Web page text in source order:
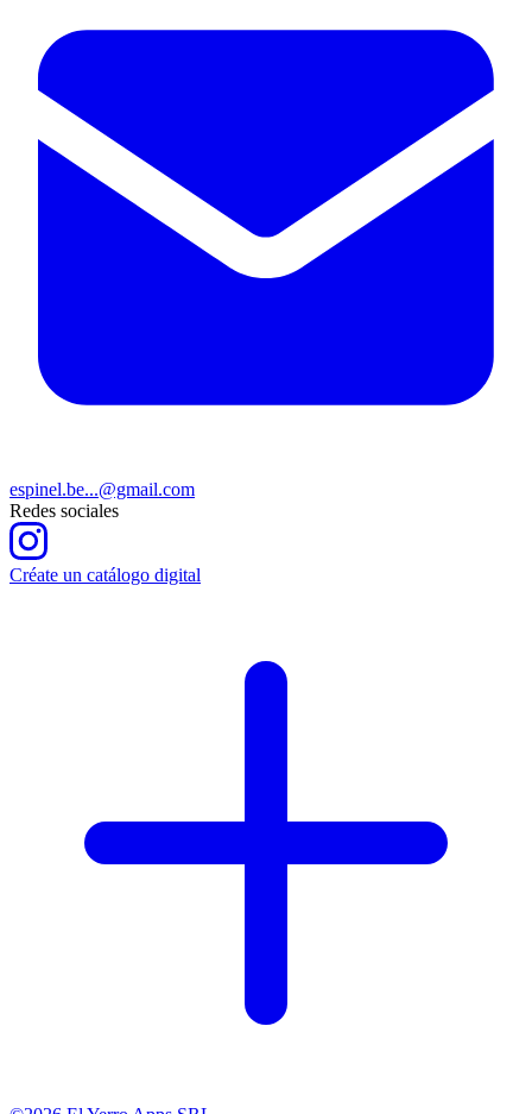
espinel.be...@gmail.com
Redes sociales
Créate un catálogo digital